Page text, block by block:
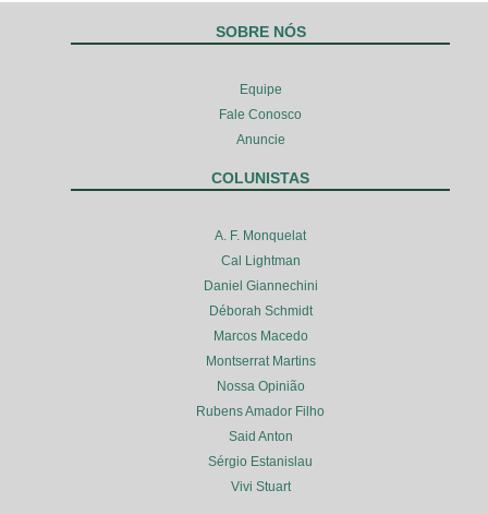
SOBRE NÓS
Equipe
Fale Conosco
Anuncie
COLUNISTAS
A. F. Monquelat
Cal Lightman
Daniel Giannechini
Déborah Schmidt
Marcos Macedo
Montserrat Martins
Nossa Opinião
Rubens Amador Filho
Said Anton
Sérgio Estanislau
Vivi Stuart